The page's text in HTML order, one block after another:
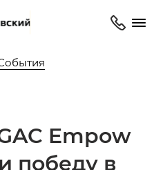
Empow
победу в